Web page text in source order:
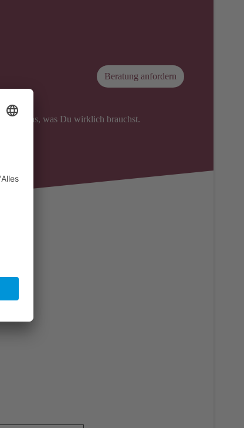
Beratung anfordern
für das, was Du wirklich brauchst.